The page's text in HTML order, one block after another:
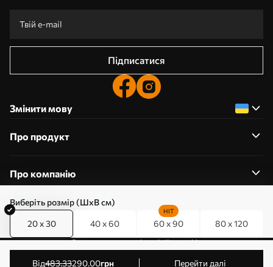
Виберіть розмір (ШхВ см)
20 x 30 40 x 60 60 x 90
HIT
80 x 120
від483.33290.00грн Перейти далі
Підписатися
Змінити мову
Про продукт
Про компанію
0800357223
Редагування дозволів на файли cookie
© 2011-2026 Art-holst. Усі права захищені. Власник: